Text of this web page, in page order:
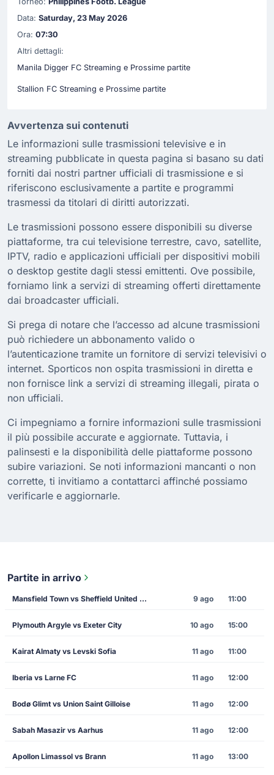
Data: Saturday, 23 May 2026
Ora: 07:30
Altri dettagli:
Manila Digger FC Streaming e Prossime partite
Stallion FC Streaming e Prossime partite
Avvertenza sui contenuti
Le informazioni sulle trasmissioni televisive e in
streaming pubblicate in questa pagina si basano su dati
forniti dai nostri partner ufficiali di trasmissione e si
riferiscono esclusivamente a partite e programmi
trasmessi da titolari di diritti autorizzati.
Le trasmissioni possono essere disponibili su diverse
piattaforme, tra cui televisione terrestre, cavo, satellite,
IPTV, radio e applicazioni ufficiali per dispositivi mobili
o desktop gestite dagli stessi emittenti. Ove possibile,
forniamo link a servizi di streaming offerti direttamente
dai broadcaster ufficiali.
Si prega di notare che l’accesso ad alcune trasmissioni
può richiedere un abbonamento valido o
l’autenticazione tramite un fornitore di servizi televisivi o
internet. Sporticos non ospita trasmissioni in diretta e
non fornisce link a servizi di streaming illegali, pirata o
non ufficiali.
Ci impegniamo a fornire informazioni sulle trasmissioni
il più possibile accurate e aggiornate. Tuttavia, i
palinsesti e la disponibilità delle piattaforme possono
subire variazioni. Se noti informazioni mancanti o non
corrette, ti invitiamo a contattarci affinché possiamo
verificarle e aggiornarle.
Partite in arrivo
Mansfield Town vs Sheffield United FC 9 ago 11:00
Plymouth Argyle vs Exeter City 10 ago 15:00
Kairat Almaty vs Levski Sofia 11 ago 11:00
Iberia vs Larne FC 11 ago 12:00
Bodø Glimt vs Union Saint Gilloise 11 ago 12:00
Sabah Masazir vs Aarhus 11 ago 12:00
Apollon Limassol vs Brann 11 ago 13:00